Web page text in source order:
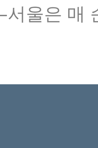
울은 매